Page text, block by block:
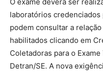
laboratórios credenciados
podem consultar a
habilitados clicando em
Coletadoras para o
Detran/SE. A nova